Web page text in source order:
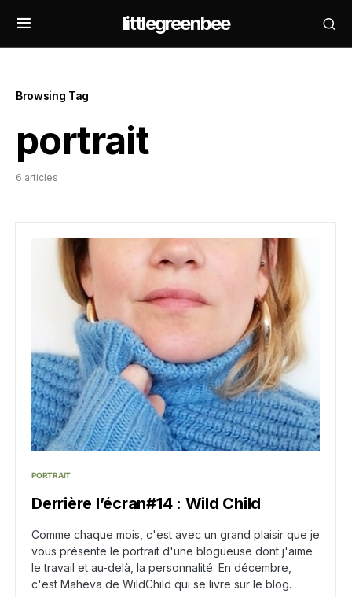
littlegreenbee
Browsing Tag
portrait
6 articles
PORTRAIT
Derrière l’écran#14 : Wild Child
Comme chaque mois, c'est avec un grand plaisir que je
vous présente le portrait d'une blogueuse dont j'aime
le travail et au-delà, la personnalité. En décembre,
c'est Maheva de WildChild qui se livre sur le blog.